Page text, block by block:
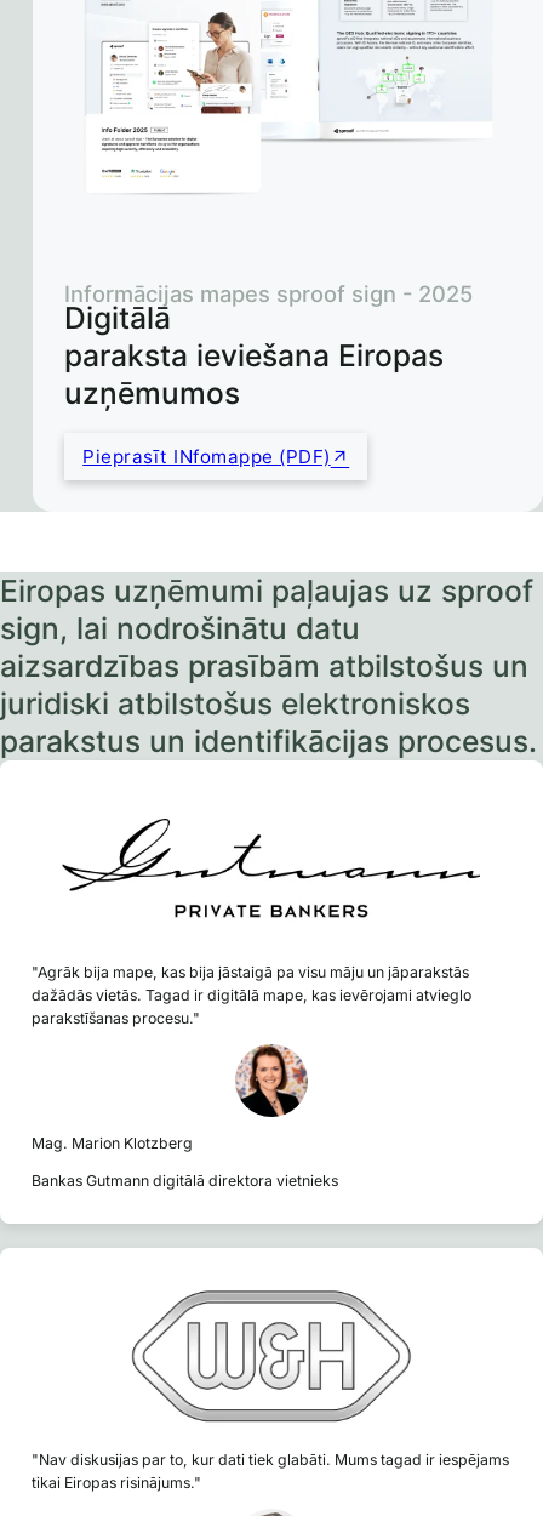
Digitālā
paraksta ieviešana Eiropas
uzņēmumos
Informācijas mapes sproof sign - 2025
Pieprasīt INfomappe (PDF)
Eiropas uzņēmumi paļaujas uz sproof
sign, lai nodrošinātu datu
aizsardzības prasībām atbilstošus un
juridiski atbilstošus elektroniskos
parakstus un identifikācijas procesus.
"Agrāk bija mape, kas bija jāstaigā pa visu māju un jāparakstās
dažādās vietās. Tagad ir digitālā mape, kas ievērojami atvieglo
parakstīšanas procesu."
Mag. Marion Klotzberg
Bankas Gutmann digitālā direktora vietnieks
"Nav diskusijas par to, kur dati tiek glabāti. Mums tagad ir iespējams
tikai Eiropas risinājums."